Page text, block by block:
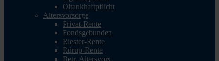
Öltankhaftpflicht
Altersvorsorge
Privat-Rente
Fondsgebunden
Riester-Rente
Rürup-Rente
Betr. Altersvors.